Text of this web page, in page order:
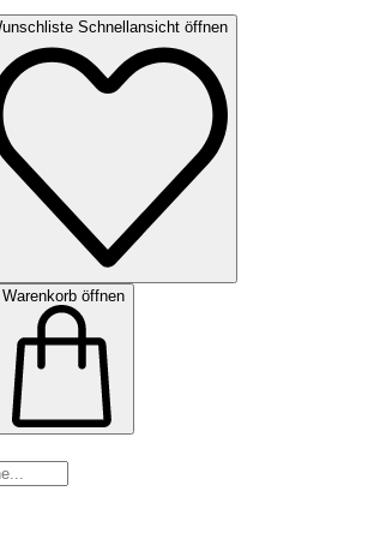
Schnellansicht öffnen
Warenkorb öffnen